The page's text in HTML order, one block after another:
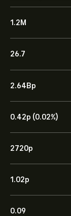
1.2M
26.7
2.64B‎p‎
0.42‎p‎ (0.02%)
2720‎p‎
1.02‎p‎
0.09